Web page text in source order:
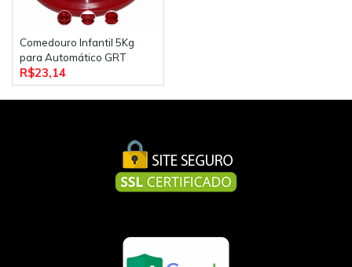
Comedouro Infantil 5Kg
para Automático GRT
R$23,14